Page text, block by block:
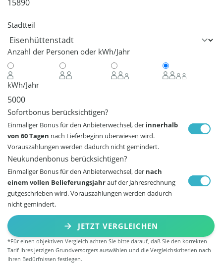
Stadtteil
Anzahl der Personen oder kWh/Jahr
kWh/Jahr
Sofortbonus berücksichtigen?
Einmaliger Bonus für den Anbieterwechsel, der innerhalb
von 60 Tagen nach Lieferbeginn überwiesen wird.
Vorauszahlungen werden dadurch nicht gemindert.
Neukundenbonus berücksichtigen?
Einmaliger Bonus für den Anbieterwechsel, der nach
einem vollen Belieferungsjahrauf der Jahresrechnung
gutgeschrieben wird. Vorauszahlungen werden dadurch
nicht gemindert.
JETZT VERGLEICHEN
*Für einen objektiven Vergleich achten Sie bitte darauf, daß Sie den korrekten
Tarif Ihres jetzigen Grundversorgers auswählen und die Vergleichskriterien nach
Ihren Bedürfnissen festlegen.